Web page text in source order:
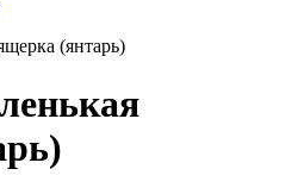
(янтарь)